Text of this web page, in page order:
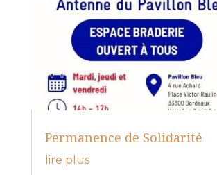
Permanence de Solidarité
lire plus